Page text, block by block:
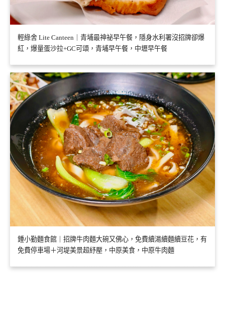
輕綠舍 Lite Canteen｜青埔最神祕早午餐，隱身水利署沒招牌卻爆
紅，爆量蛋沙拉+GC可頌，青埔早午餐，中壢早午餐
鍾小勤麵食館｜招牌牛肉麵大碗又佛心，免費續湯續麵續豆花，有
免費停車場＋河堤美景超紓壓，中原美食，中原牛肉麵